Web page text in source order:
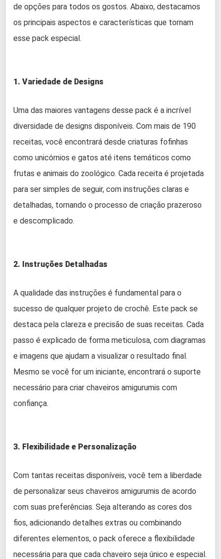
de opções para todos os gostos. Abaixo, destacamos
os principais aspectos e características que tornam
esse pack especial.
1. Variedade de Designs
Uma das maiores vantagens desse pack é a incrível
diversidade de designs disponíveis. Com mais de 190
receitas, você encontrará desde criaturas fofinhas
como unicórnios e gatos até itens temáticos como
frutas e animais do zoológico. Cada receita é projetada
para ser simples de seguir, com instruções claras e
detalhadas, tornando o processo de criação prazeroso
e descomplicado.
2. Instruções Detalhadas
A qualidade das instruções é fundamental para o
sucesso de qualquer projeto de crochê. Este pack se
destaca pela clareza e precisão de suas receitas. Cada
passo é explicado de forma meticulosa, com diagramas
e imagens que ajudam a visualizar o resultado final.
Mesmo se você for um iniciante, encontrará o suporte
necessário para criar chaveiros amigurumis com
confiança.
3. Flexibilidade e Personalização
Com tantas receitas disponíveis, você tem a liberdade
de personalizar seus chaveiros amigurumis de acordo
com suas preferências. Seja alterando as cores dos
fios, adicionando detalhes extras ou combinando
diferentes elementos, o pack oferece a flexibilidade
necessária para que cada chaveiro seja único e especial.